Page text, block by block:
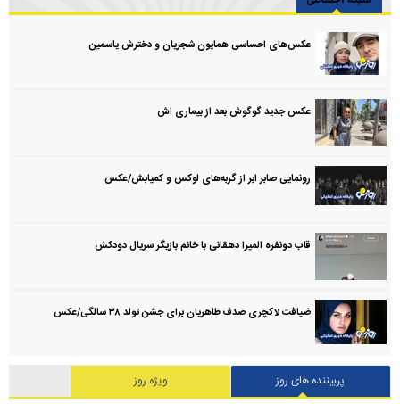
عکس‌های احساسی همایون شجریان و دخترش یاسمین
عکس جدید گوگوش بعد از بیماری اش
رونمایی صابر ابر از گربه‌های لوکس و کمیابش/عکس
قاب دونفره المیرا دهقانی با خانم بازیگر سریال دودکش
ضیافت لاکچری صدف طاهریان برای جشن تولد ۳۸ سالگی‌/عکس
پربیننده های روز ویژه روز